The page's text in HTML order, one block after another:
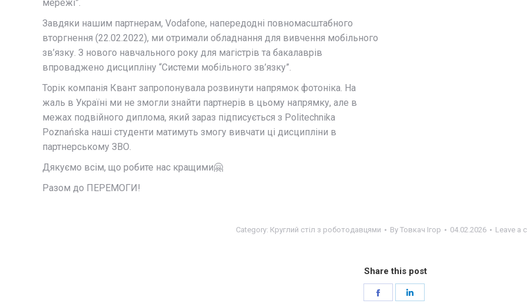
мережі”.
Завдяки нашим партнерам, Vodafone, напередодні повномасштабного
вторгнення (22.02.2022), ми отримали обладнання для вивчення мобільного
зв’язку. З нового навчального року для магістрів та бакалаврів
впроваджено дисципліну “Системи мобільного зв’язку”.
Торік компанія Квант запропонувала розвинути напрямок фотоніка. На
жаль в Україні ми не змогли знайти партнерів в цьому напрямку, але в
межах подвійного диплома, який зараз підписується з Politechnika
Poznańska наші студенти матимуть змогу вивчати ці дисципліни в
партнерському ЗВО.
Дякуємо всім, що робите нас кращими🤗
Разом до ПЕРЕМОГИ!
Category: Круглий стіл з роботодавцями By Товкач Ігор 04.02.2026 Leave a
Share this post